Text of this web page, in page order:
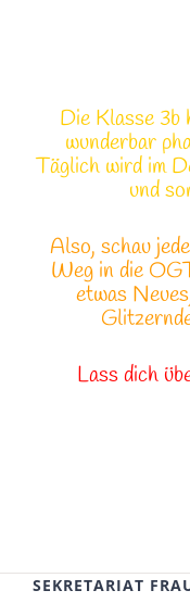
Die Klasse
wunderbar
Täglich wird im
und
Also, schau
Weg in die
etwas
Lass dich
SEKRETARIAT